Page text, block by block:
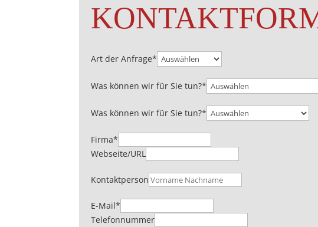
Art der Anfrage*
Was können wir für Sie tun?*
Was können wir für Sie tun?*
Firma*
Webseite/URL
Kontaktperson
E-Mail*
Telefonnummer